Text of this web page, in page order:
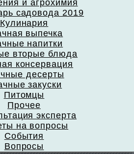
и агрохимия
садовода 2019
Кулинария
выпечка
напитки
вторые блюда
консервация
десерты
закуски
Питомцы
Прочее
эксперта
на вопросы
События
Вопросы